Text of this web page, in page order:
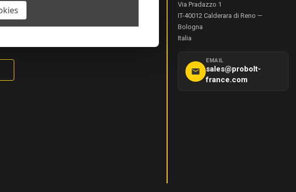
Information de Couple
Via Pradazzo 1
IT-40012 Calderara di Reno —
Bologna
Italia
EMAIL
sales@probolt-
france.com